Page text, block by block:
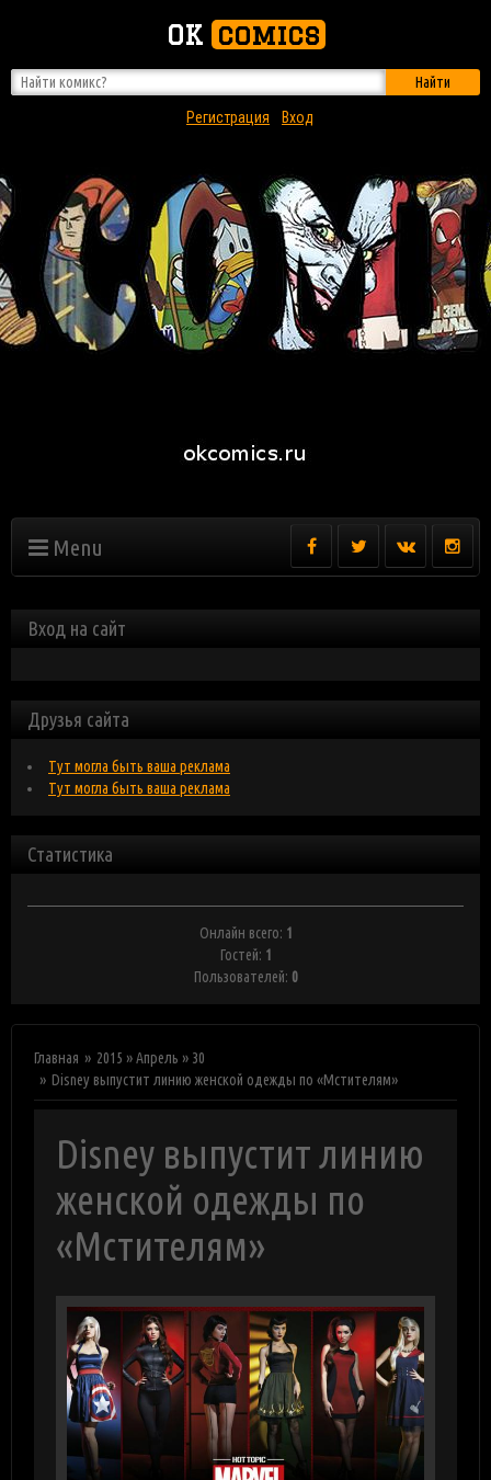
OK comics
Найти
Регистрация
Вход
Menu
Вход на сайт
Друзья сайта
Тут могла быть ваша реклама
Тут могла быть ваша реклама
Статистика
Онлайн всего: 1
Гостей: 1
Пользователей: 0
Главная 2015 »Апрель » 30
Disney выпустит линию женской одежды по «Мстителям»
Disney выпустит линию
женской одежды по
«Мстителям»